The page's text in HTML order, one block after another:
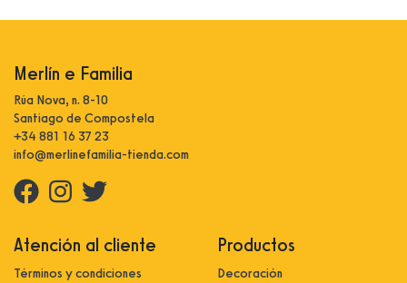
Merlín e Familia
Rúa Nova, n. 8-10
Santiago de Compostela
+34 881 16 37 23
info@merlinefamilia-tienda.com
Atención al cliente
Términos y condiciones
Productos
Decoración